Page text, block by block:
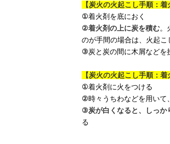
【炭火の火起こし手順：着
①着火剤を底におく
②着火剤の上に炭を積む。
のが手間の場合は、火起こ
③炭と炭の間に木屑などを
【炭火の火起こし手順：着
①着火剤に火をつける
②時々うちわなどを用いて
③炭が白くなると、しっか
る